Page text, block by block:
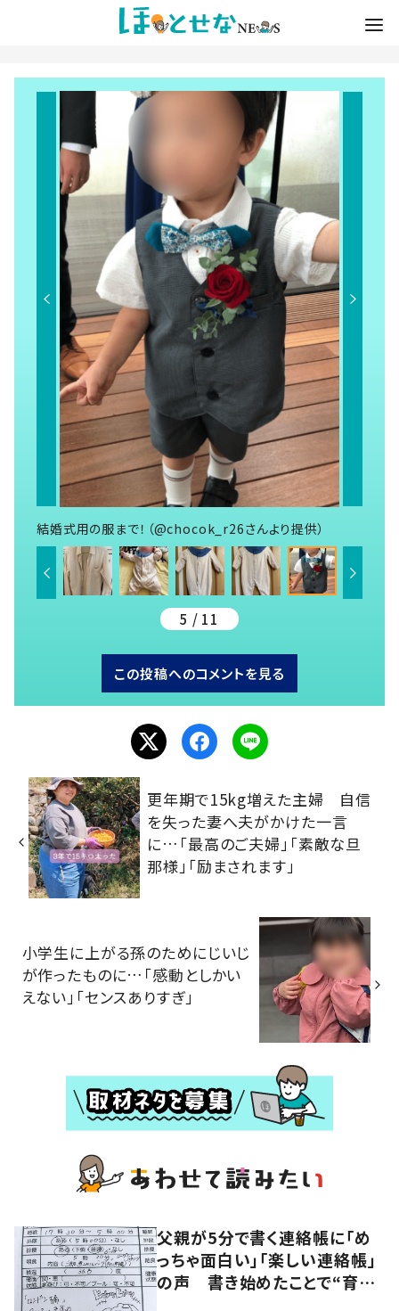
結婚式用の服まで！（@chocok_r26さんより提供）
5 / 11
この投稿へのコメントを見る
更年期で15kg増えた主婦 自信
を失った妻へ夫がかけた一言
に…「最高のご夫婦」「素敵な旦
那様」「励まされます」
小学生に上がる孫のためにじいじ
が作ったものに…「感動としかい
えない」「センスありすぎ」
父親が5分で書く連絡帳に「め
っちゃ面白い」「楽しい連絡帳」
の声 書き始めたことで“育児